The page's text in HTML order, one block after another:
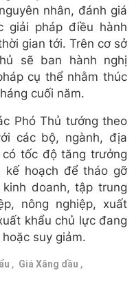
nhân, đánh giá
giải pháp điều hành
gian tới. Trên cơ sở
sẽ ban hành nghị
cụ thể nhằm thúc
cuối năm.
Phó Thủ tướng theo
các bộ, ngành, địa
tốc độ tăng trưởng
kế hoạch để tháo gỡ
doanh, tập trung
nông nghiệp, xuất
khẩu chủ lực đang
suy giảm.
, Giá Xăng dầu ,